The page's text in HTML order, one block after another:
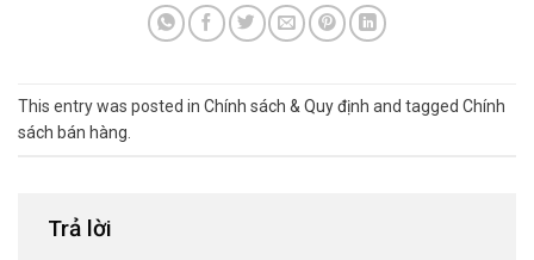
This entry was posted in Chính sách & Quy định and tagged Chính
sách bán hàng
Trả lời